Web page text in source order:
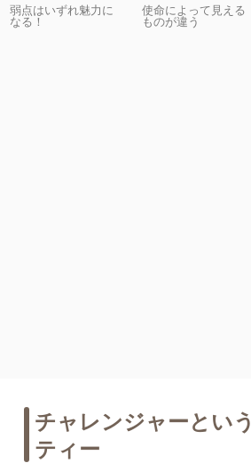
弱点はいずれ魅力に
なる！
使命によって見える
ものが違う
チャレンジャーとい
ティー